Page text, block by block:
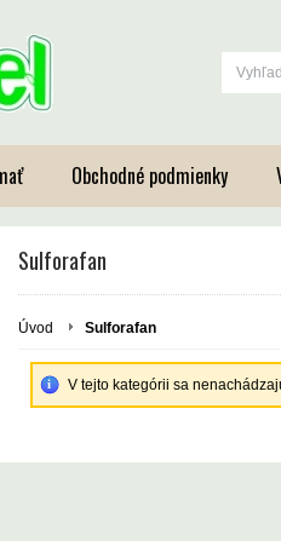
Obchodné podmienky
Sulforafan
Úvod Sulforafan
V tejto kategórii sa